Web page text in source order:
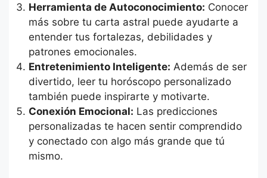
Herramienta de Autoconocimiento: Conocer
más sobre tu carta astral puede ayudarte a
entender tus fortalezas, debilidades y
patrones emocionales.
Entretenimiento Inteligente: Además de ser
divertido, leer tu horóscopo personalizado
también puede inspirarte y motivarte.
Conexión Emocional: Las predicciones
personalizadas te hacen sentir comprendido
y conectado con algo más grande que tú
mismo.